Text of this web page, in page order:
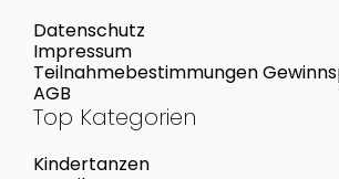
Datenschutz
Impressum
Teilnahmebestimmungen
AGB
Top Kategorien
Kindertanzen